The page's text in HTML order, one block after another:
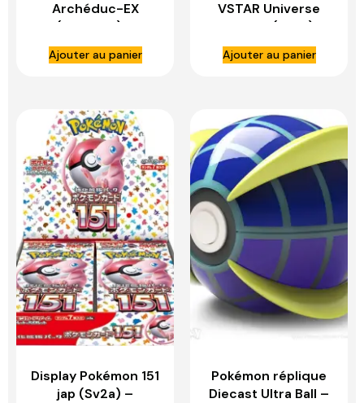
Archéduc-EX
(Français) –
ASMODEE
Ajouter au panier
VSTAR Universe
Japonais (S12A) –
ASMODEE
Ajouter au panier
Display Pokémon 151
jap (Sv2a) –
Pokémon réplique
Diecast Ultra Ball –